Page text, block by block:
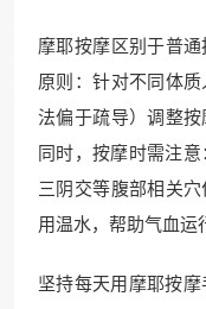
摩耶按摩区别于普
原则：针对不同体
法偏于疏导）调整按
同时，按摩时需注意
三阴交等腹部相关
用温水，帮助气血运
坚持每天用摩耶按